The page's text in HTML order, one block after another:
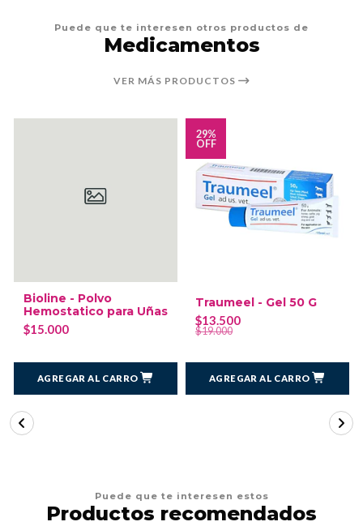
Puede que te interesen otros productos de
Medicamentos
VER MÁS PRODUCTOS
Bioline - Polvo
Hemostatico para Uñas
$15.000
AGREGAR AL CARRO
29%
OFF
Traumeel - Gel 50 G
$13.500
$19.000
AGREGAR AL CARRO
Puede que te interesen estos
Productos recomendados